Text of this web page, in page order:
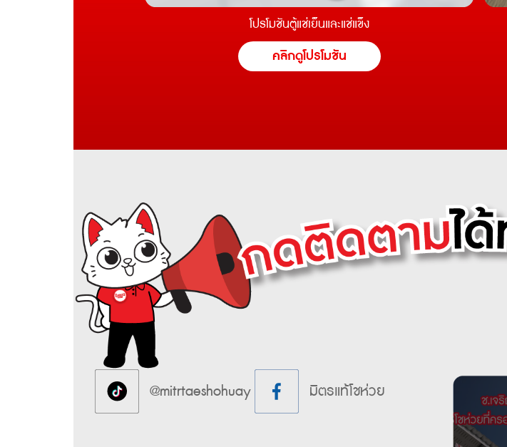
โปรโมชันตู้แช่เย็นและแช่แข็ง
คลิกดูโปรโมชัน
@mitrtaeshohuay มิตรแท้โชห่วย